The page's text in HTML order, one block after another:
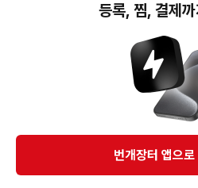
번개장터(주) 사업자정보, 이용약관 및 기타 법적고
번개장터㈜는 통신판매중개자이며, 통신판매의 당사자
소비자보호에 관한 법률 등 관련 법령 및 번개장터㈜의
개별 판매자에게 귀속하고, 번개장터㈜는 원칙적으로 회
다만, 번개장터㈜가 직접 판매하는 상품에 대한 책임은
등록, 찜, 결제
번개장터 앱으로